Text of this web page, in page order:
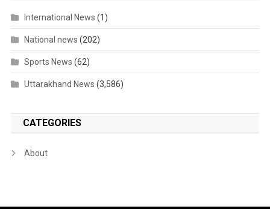
International News (1)
National news (202)
Sports News (62)
Uttarakhand News (3,586)
CATEGORIES
About